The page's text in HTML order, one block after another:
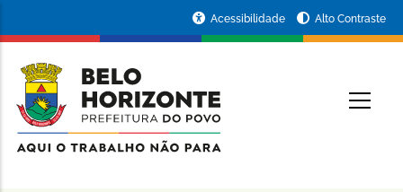
conteúdo
principal
da
Prefeitura
de
Acessibilidade Alto Contraste